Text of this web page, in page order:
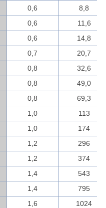
0,6
8,8
0,6
11,6
0,6
14,8
0,7
20,7
0,8
32,6
0,8
49,0
0,8
69,3
1,0
113
1,0
174
1,2
296
1,2
374
1,4
543
1,4
795
1,6 1024